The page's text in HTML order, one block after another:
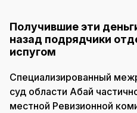
Получившие эти
назад подрядчики
испугом
Специализированный
суд области Абай
местной Ревизионной